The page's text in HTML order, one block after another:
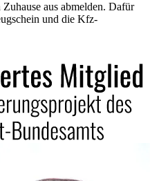
aus abmelden. Dafür
und die Kfz-